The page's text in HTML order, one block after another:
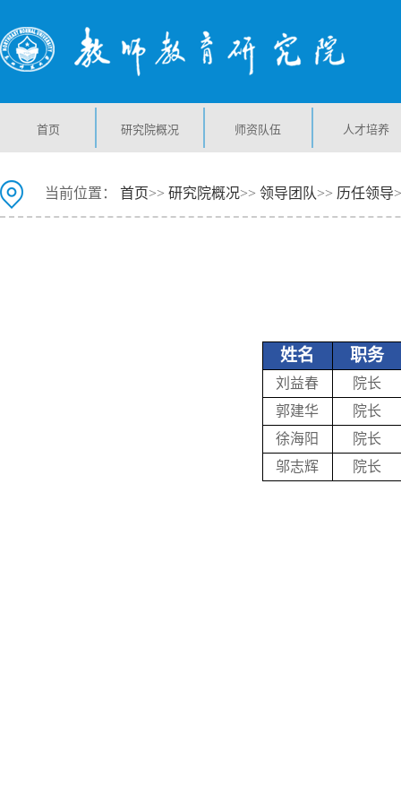
首页 研究院概况 师资队伍 人才培养
当前位置： 首页>> 研究院概况>> 领导团队>> 历任领导
姓名 职务
刘益春
院长
郭建华
院长
徐海阳
院长
邬志辉
院长